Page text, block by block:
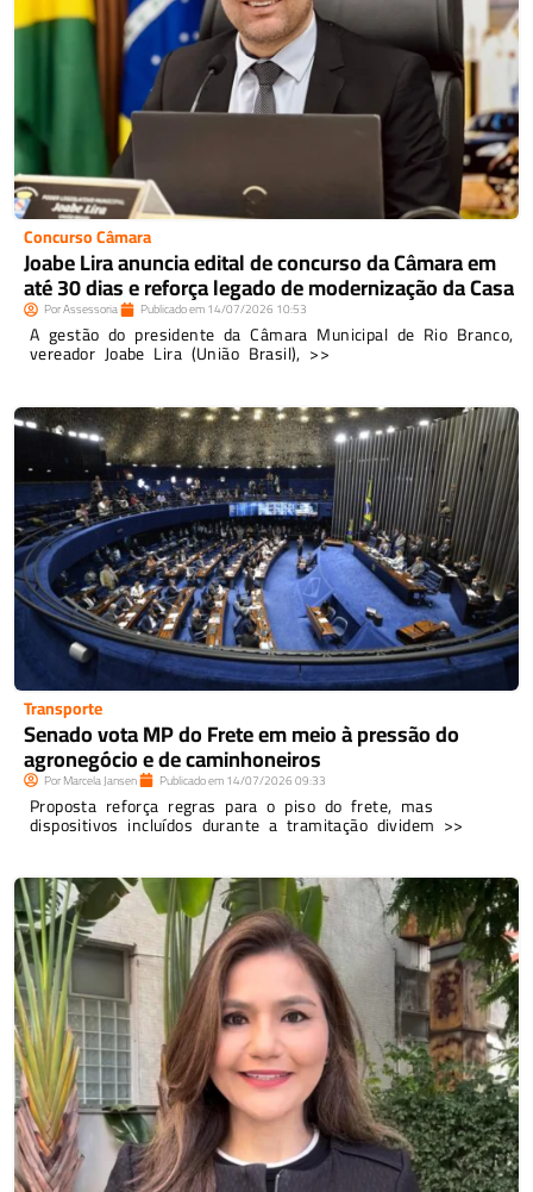
Concurso Câmara
Joabe Lira anuncia edital de concurso da Câmara em
até 30 dias e reforça legado de modernização da Casa
PorAssessoria Publicado em14/07/2026 10:53
A gestão do presidente da Câmara Municipal de Rio Branco,
vereador Joabe Lira (União Brasil), >>
Transporte
Senado vota MP do Frete em meio à pressão do
agronegócio e de caminhoneiros
PorMarcela Jansen Publicado em14/07/202609:33
Proposta reforça regras para o piso do frete, mas
dispositivos incluídos durante a tramitação dividem >>